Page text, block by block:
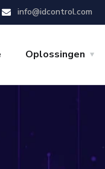
info@idcontrol.com
Oplossingen